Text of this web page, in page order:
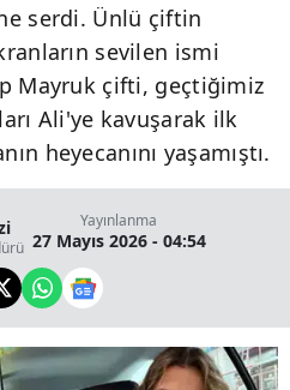
serdi. Ünlü çiftin
sevilen ismi
Mayruk çifti, geçtiğimiz
Ali'ye kavuşarak ilk
heyecanını yaşamıştı.
Yayınlanma
27 Mayıs 2026 - 04:54